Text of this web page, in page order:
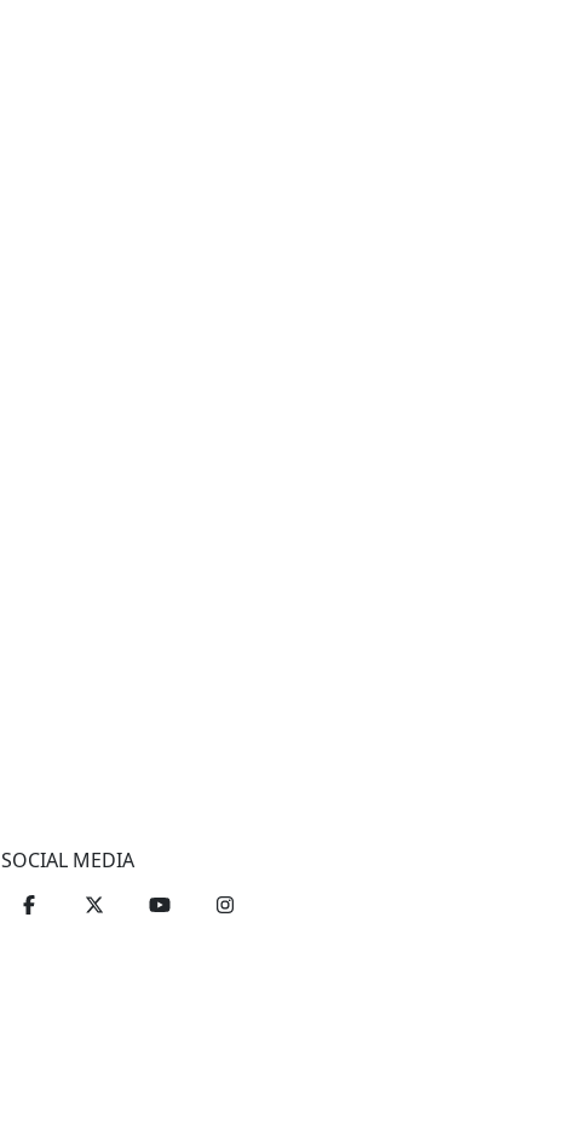
SOCIAL MEDIA